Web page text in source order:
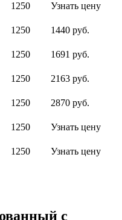
1250
Узнать цену
1250
1440 руб.
1250
1691 руб.
1250
2163 руб.
1250
2870 руб.
1250
Узнать цену
1250 Узнать цену
с